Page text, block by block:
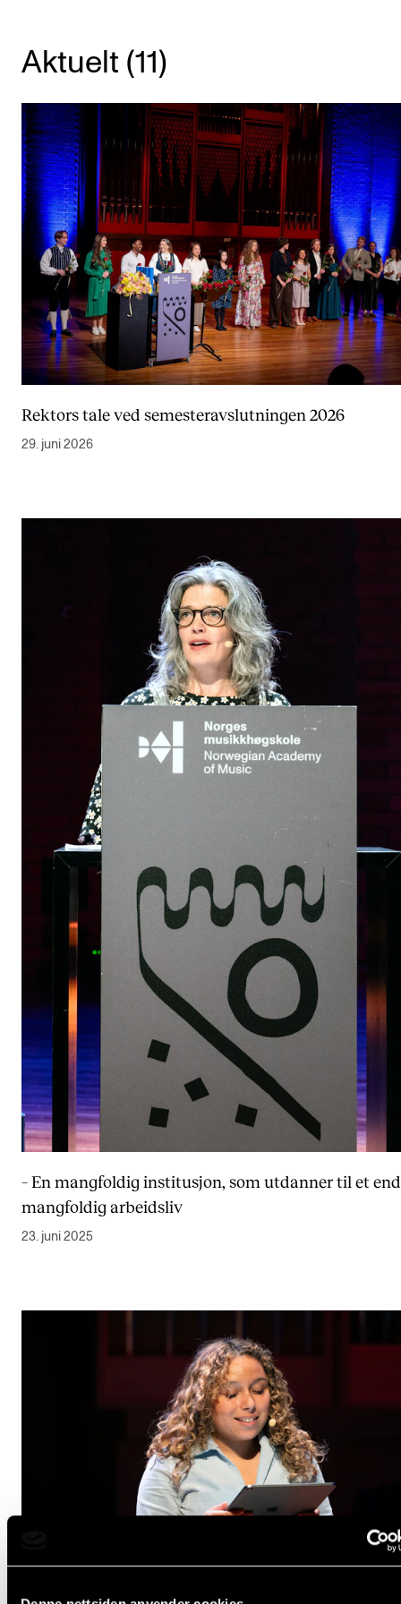
Gjennomføre konserter og arrangementer
Plakat, program og markedsføring
Offentlige konserter
Interne konserter og arrangementer
Låne utstyr
PRAKTISK
Canvas
IT og digitale tjenester
Sibelius – Notation Software
Semesterregistrering
Læringsressurser
Mangfold og likestilling
Arrangementer
Nyheter for studenter
Etter noter nyhetsbrev
Kontaktpunkt
Studentutvalet SUT
Biblioteket
Organisasjon
Hvem gjør hva i administrasjonen?
Aktuelt (11)
Rektors tale ved semesteravslutningen 2026
29. juni 2026
– En mangfoldig institusjon, som utdanner til et
mangfoldig arbeidsliv
23. juni 2025